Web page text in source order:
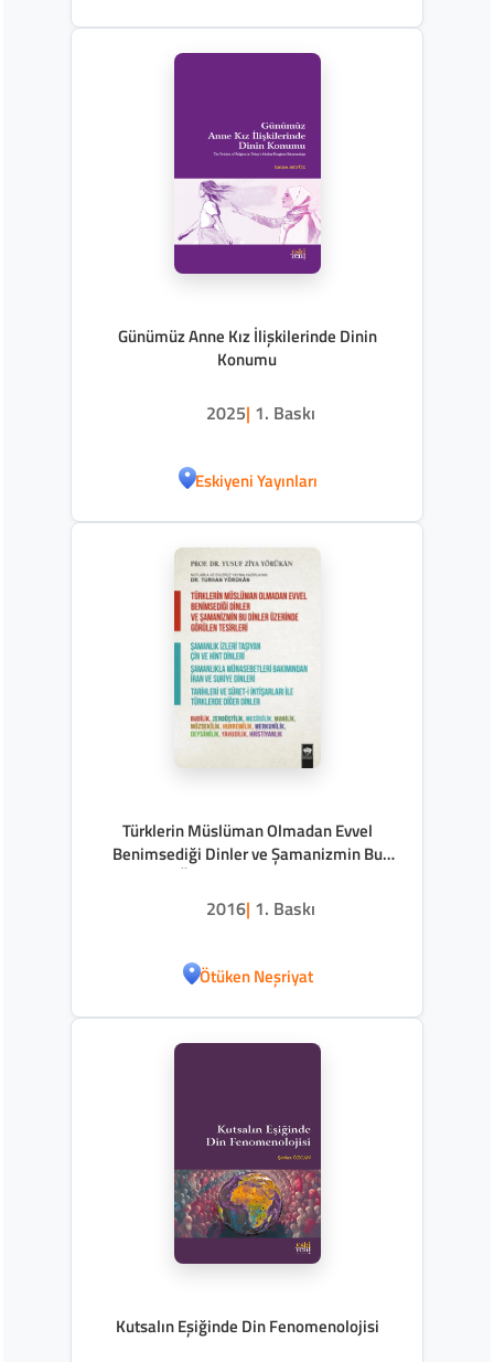
Günümüz Anne Kız İlişkilerinde Dinin
Konumu
2025| 1. Baskı
Eskiyeni Yayınları
Türklerin Müslüman Olmadan Evvel
Benimsediği Dinler ve Şamanizmin Bu
Dinler Üzerinde Görülen Tesirleri
2016| 1. Baskı
Ötüken Neşriyat
Kutsalın Eşiğinde Din Fenomenolojisi